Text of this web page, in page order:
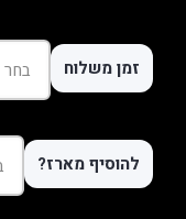
זמן משלוח
להוסיף מארז?